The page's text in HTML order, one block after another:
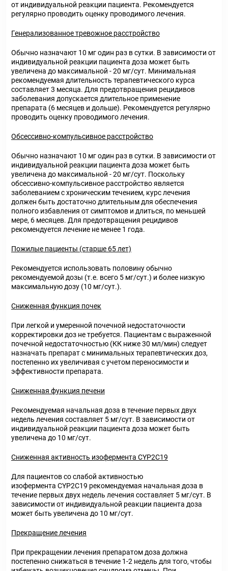
от индивидуальной реакции пациента. Рекомендуется
регулярно проводить оценку проводимого лечения.
Генерализованное тревожное расстройство
Обычно назначают 10 мг один раз в сутки. В зависимости от
индивидуальной реакции пациента доза может быть
увеличена до максимальной - 20 мг/сут. Минимальная
рекомендуемая длительность терапевтического курса
составляет 3 месяца. Для предотвращения рецидивов
заболевания допускается длительное применение
препарата (6 месяцев и дольше). Рекомендуется регулярно
проводить оценку проводимого лечения.
Обсессивно-компульсивное расстройство
Обычно назначают 10 мг один раз в сутки. В зависимости от
индивидуальной реакции пациента доза может быть
увеличена до максимальной - 20 мг/сут. Поскольку
обсессивно-компульсивное расстройство является
заболеванием с хроническим течением, курс лечения
должен быть достаточно длительным для обеспечения
полного избавления от симптомов и длиться, по меньшей
мере, 6 месяцев. Для предотвращения рецидивов
рекомендуется лечение не менее 1 года.
Пожилые пациенты (старше 65 лет)
Рекомендуется использовать половину обычно
рекомендуемой дозы (т.е. всего 5 мг/сут.) и более низкую
максимальную дозу (10 мг/сут.).
Сниженная функция почек
При легкой и умеренной почечной недостаточности
корректировки доз не требуется. Пациентам с выраженной
почечной недостаточностью (КК ниже 30 мл/мин) следует
назначать препарат с минимальных терапевтических доз,
постепенно их увеличивая с учетом переносимости и
эффективности препарата.
Сниженная функция печени
Рекомендуемая начальная доза в течение первых двух
недель лечения составляет 5 мг/сут. В зависимости от
индивидуальной реакции пациента доза может быть
увеличена до 10 мг/сут.
Сниженная активность изофермента CYP2C19
Для пациентов со слабой активностью
изофермента CYP2C19 рекомендуемая начальная доза в
течение первых двух недель лечения составляет 5 мг/сут. В
зависимости от индивидуальной реакции пациента доза
может быть увеличена до 10 мг/сут.
Прекращение лечения
При прекращении лечения препаратом доза должна
постепенно снижаться в течение 1-2 недель для того, чтобы